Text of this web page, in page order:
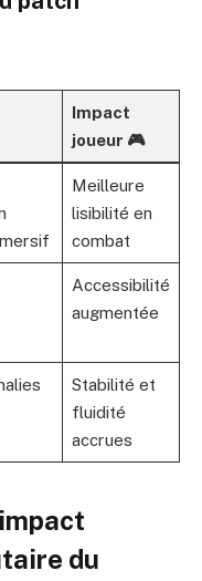
Impact
joueur 🎮
Meilleure
lisibilité en
combat
Accessibilité
augmentée
Stabilité et
fluidité
accrues
du